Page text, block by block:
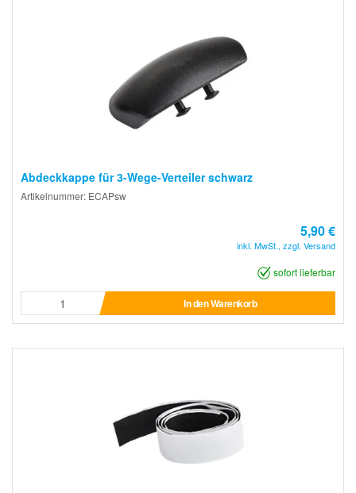
Abdeckkappe für 3-Wege-Verteiler schwarz
Artikelnummer: ECAPsw
5,90 €
inkl. MwSt., zzgl. Versand
sofort lieferbar
In den Warenkorb